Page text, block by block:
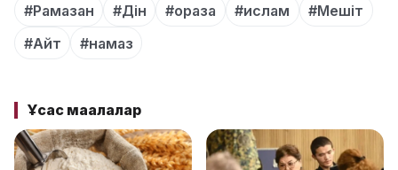
#Рамазан #Дін #ораза #ислам
#Мешіт
#Айт
#намаз
Ұқсас мақалалар